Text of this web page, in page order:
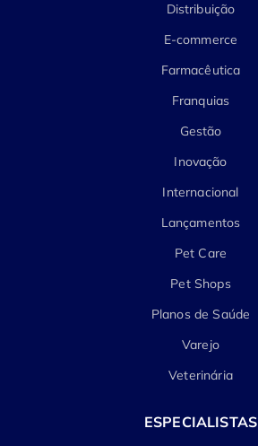
Distribuição
E-commerce
Farmacêutica
Franquias
Gestão
Inovação
Internacional
Lançamentos
Pet Care
Pet Shops
Planos de Saúde
Varejo
Veterinária
ESPECIALISTAS